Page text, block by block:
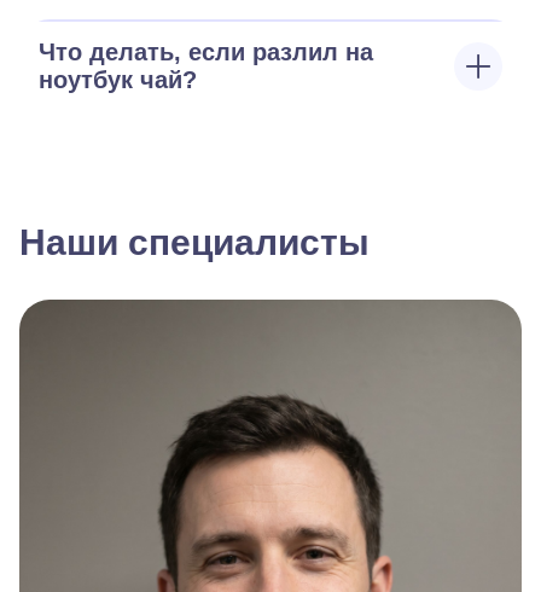
Что делать, если разлил на
ноутбук чай?
Наши специалисты